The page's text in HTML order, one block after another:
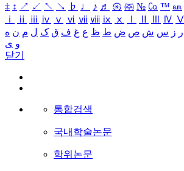
‡ ↕ ↗ ↙ ↖ ↘ ♭ ♩ ♪ ♬ ㉿ ㈜ № ㏇ ™ ㏂
ⅰ
ⅱ ⅲ ⅳ ⅴ ⅵ ⅶ ⅷ ⅸ ⅹ Ⅳ Ⅴ
ر ز س ش ص ض ط ظ ع غ ف ق ک ل م ن ه
و ی
닫기
통합검색
국내학술논문
학위논문